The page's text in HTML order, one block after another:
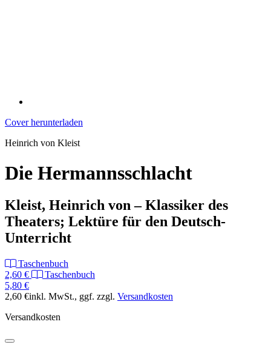
Cover herunterladen
Heinrich von Kleist
Die Hermannsschlacht
Kleist, Heinrich von – Klassiker des
Theaters; Lektüre für den Deutsch-
Unterricht
Taschenbuch
2,60 €
Taschenbuch
5,80 €
2,60 €inkl. MwSt., ggf. zzgl. Versandkosten
Versandkosten